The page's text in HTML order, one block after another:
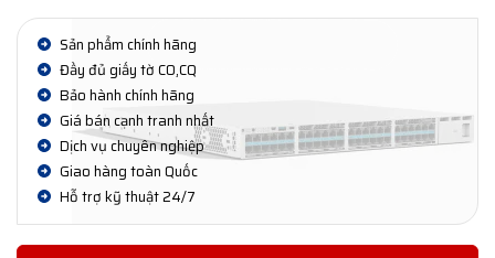
Sản phẩm chính hãng
Đầy đủ giấy tờ CO,CQ
Bảo hành chính hãng
Giá bán cạnh tranh nhất
Dịch vụ chuyên nghiệp
Giao hàng toàn Quốc
Hỗ trợ kỹ thuật 24/7